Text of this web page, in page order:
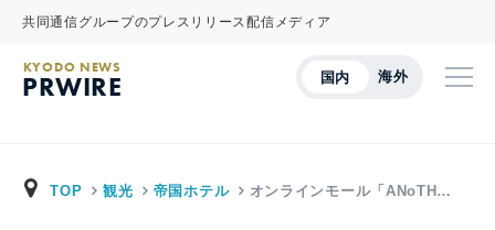
共同通信グループのプレスリリース配信メディア
国内 海外
KYODO NEWS
PRWIRE
TOP 観光 帝国ホテル オンラインモール「ANoTH…